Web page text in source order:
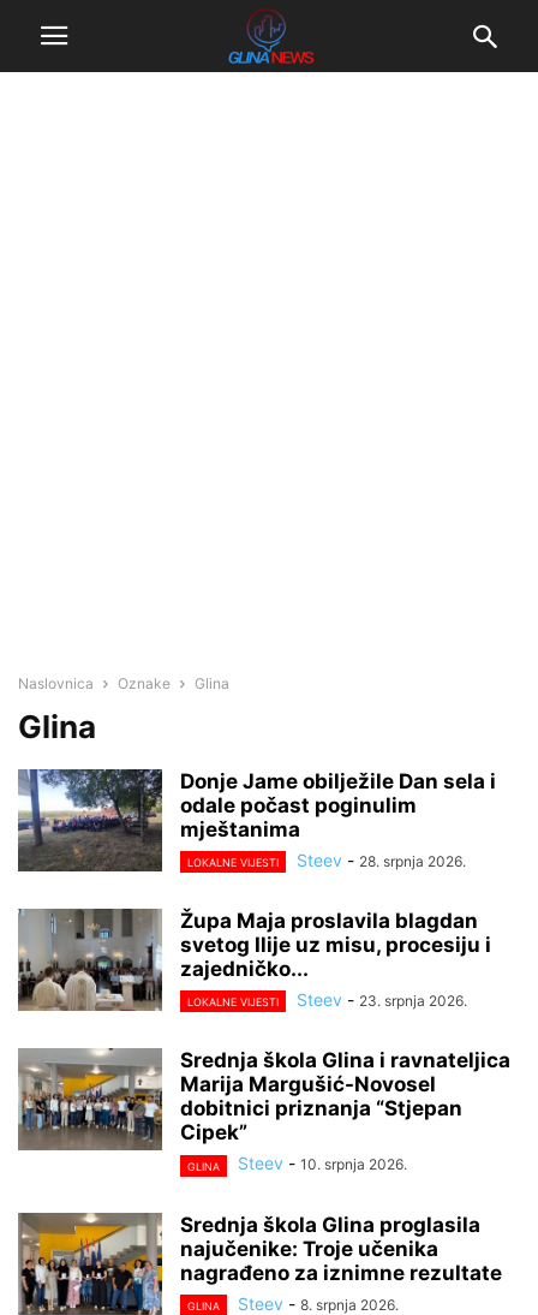
Naslovnica Oznake Glina
Glina
Donje Jame obilježile Dan sela i
odale počast poginulim
mještanima
LOKALNE VIJESTI Steev - 28. srpnja 2026.
Župa Maja proslavila blagdan
svetog Ilije uz misu, procesiju i
zajedničko...
LOKALNE VIJESTI Steev - 23. srpnja 2026.
Srednja škola Glina i ravnateljica
Marija Margušić-Novosel
dobitnici priznanja “Stjepan
Cipek”
GLINA Steev - 10. srpnja 2026.
Srednja škola Glina proglasila
najučenike: Troje učenika
nagrađeno za iznimne rezultate
GLINA Steev - 8. srpnja 2026.